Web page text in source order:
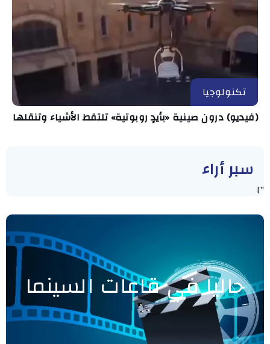
تكنولوجيا
(فيديو) درون صينية «بأيدٍ روبوتية» تلتقط الأشياء وتنقلها
سبر أراء
"]
حاليا في قاعات السينما